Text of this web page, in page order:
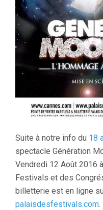
Suite à notre info du 18
spectacle Génération
Vendredi 12 Août 2016
Festivals et des
billetterie est en ligne
palaisdesfestivals.com.